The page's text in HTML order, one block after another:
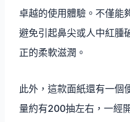
卓越的使用體驗。不僅能
避免引起鼻尖或人中紅腫
正的柔軟滋潤。
此外，這款面紙還有一個
量約有200抽左右，一經